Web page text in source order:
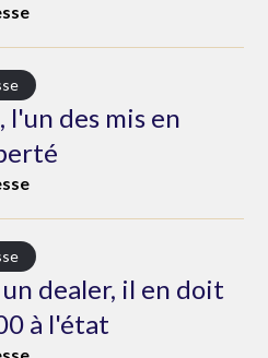
l'un des mis en
dealer, il en doit
à l'état